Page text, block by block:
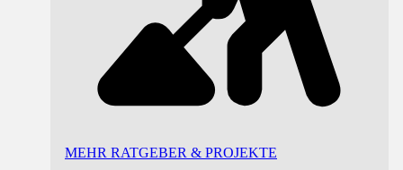
MEHR RATGEBER & PROJEKTE